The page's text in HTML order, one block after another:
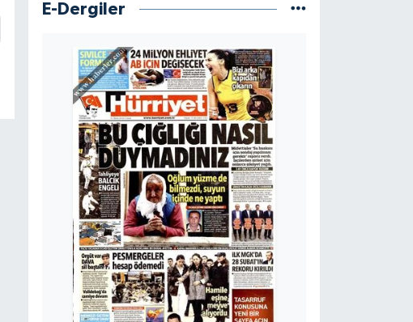
E-Dergiler